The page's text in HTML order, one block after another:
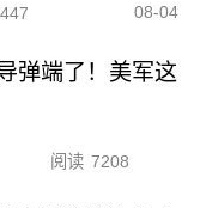
08-04
弹端了！美军这
阅读 7208